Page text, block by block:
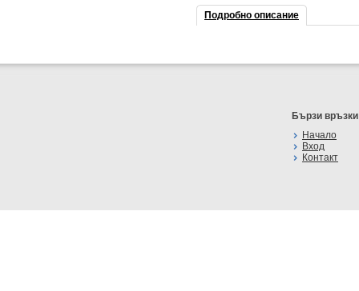
Подробно описание
Бързи връзки
Начало
Вход
Контакт